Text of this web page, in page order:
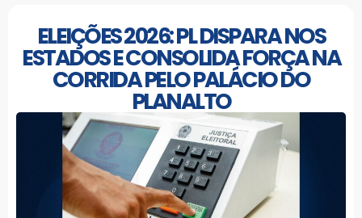
ELEIÇÕES 2026: PL DISPARA NOS
ESTADOS E CONSOLIDA FORÇA NA
CORRIDA PELO PALÁCIO DO
PLANALTO